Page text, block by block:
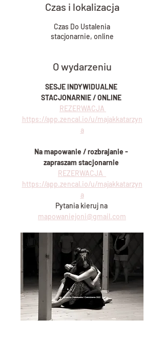
Czas i lokalizacja
Czas Do Ustalenia
stacjonarnie, online
O wydarzeniu
SESJE INDYWIDUALNE
STACJONARNIE / ONLINE
REZERWACJA
https://app.zencal.io/u/majakkatarzyn
a
Na mapowanie / rozbrajanie -
zapraszam stacjonarnie
REZERWACJA
https://app.zencal.io/u/majakkatarzyn
a
Pytania kieruj na
mapowaniejoni@gmail.com